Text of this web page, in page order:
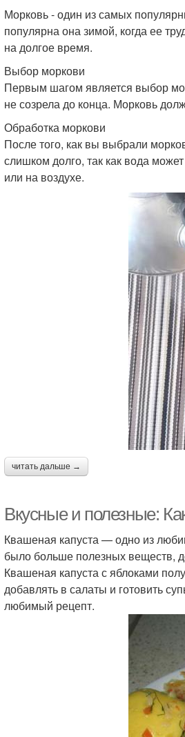
Морковь - один из самых
популярна она зимой, когда ее
на долгое время.
Выбор моркови
Первым шагом является выбор
не созрела до конца. Морковь
Обработка моркови
После того, как вы выбрали
слишком долго, так как вода
или на воздухе.
читать дальше →
Вкусные и полезные:
Квашеная капуста — одно из
было больше полезных веществ,
Квашеная капуста с яблоками
добавлять в салаты и готовить
любимый рецепт.